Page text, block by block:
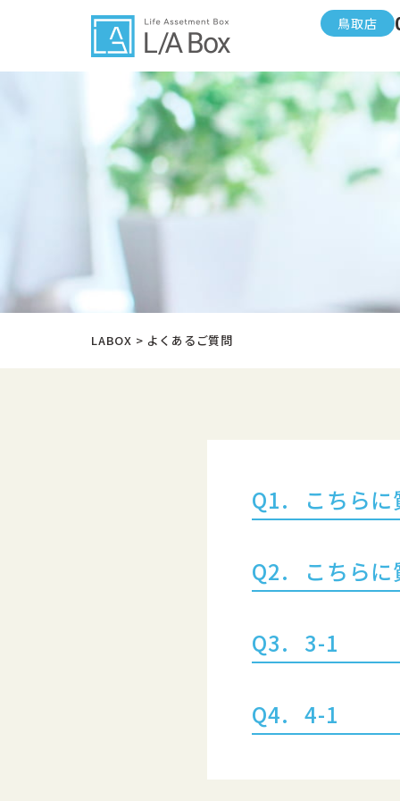
鳥取店
LABOX > よくあるご質問
こちら
こちら
3-1
4-1